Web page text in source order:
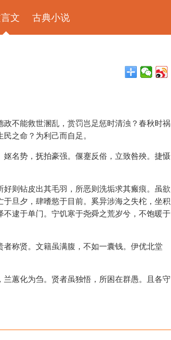
文 古典小说
不能救世溷乱，赏罚岂足惩时清浊？春秋时祸
之命？为利己而自足。
名势，抚拍豪强。偃蹇反俗，立致咎殃。捷慑
则钻皮出其毛羽，所恶则洗垢求其瘢痕。虽欲
旦夕，肆嗜慾于目前。奚异涉海之失柁，坐积
逮于单门。宁饥寒于尧舜之荒岁兮，不饱暖于
称贤。文籍虽满腹，不如一囊钱。伊优北堂
蕙化为刍。贤者虽独悟，所困在群愚。且各守